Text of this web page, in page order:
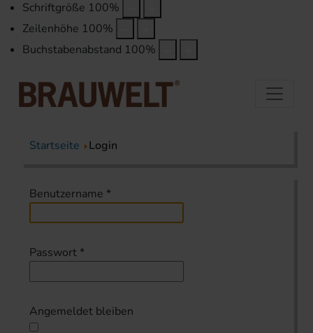
Schriftgröße 100%
Zeilenhöhe 100%
Buchstabenabstand 100%
Startseite Login
Benutzername *
Passwort *
Angemeldet bleiben